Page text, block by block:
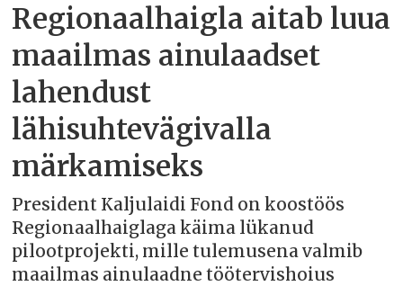
Regionaalhaigla aitab luua
maailmas ainulaadset
lahendust
lähisuhtevägivalla
märkamiseks
President Kaljulaidi Fond on koostöös
Regionaalhaiglaga käima lükanud
pilootprojekti, mille tulemusena valmib
maailmas ainulaadne töötervishoius